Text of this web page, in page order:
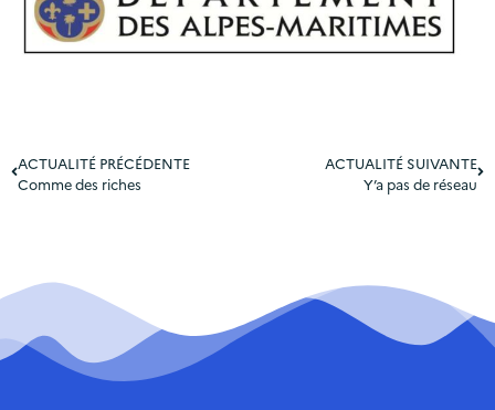
ACTUALITÉ PRÉCÉDENTE
Comme des riches
ACTUALITÉ SUIVANTE
Y’a pas de réseau